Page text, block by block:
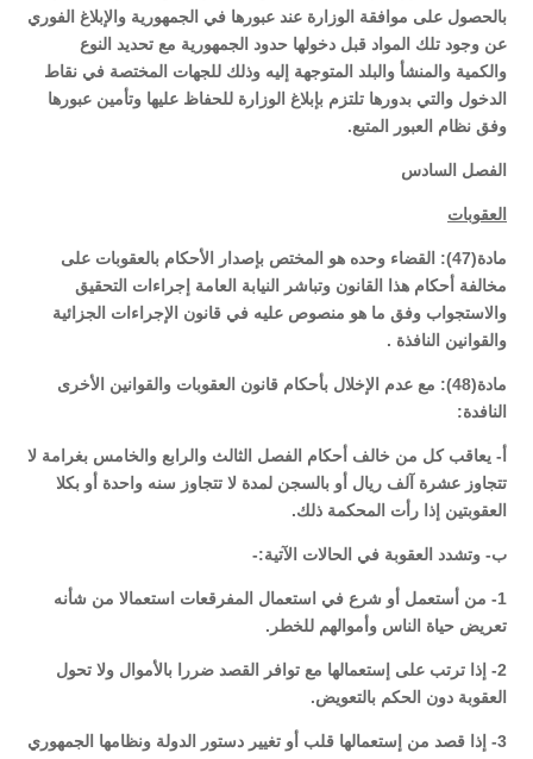
بالحصول على موافقة الوزارة عند عبورها في الجمهورية والإبلاغ الفوري
عن وجود تلك المواد قبل دخولها حدود الجمهورية مع تحديد النوع
والكمية والمنشأ والبلد المتوجهة إليه وذلك للجهات المختصة في نقاط
الدخول والتي بدورها تلتزم بإبلاغ الوزارة للحفاظ عليها وتأمين عبورها
وفق نظام العبور المتبع.
الفصل السادس
العقوبات
مادة(47): القضاء وحده هو المختص بإصدار الأحكام بالعقوبات على
مخالفة أحكام هذا القانون وتباشر النيابة العامة إجراءات التحقيق
والاستجواب وفق ما هو منصوص عليه في قانون الإجراءات الجزائية
والقوانين النافذة .
مادة(48): مع عدم الإخلال بأحكام قانون العقوبات والقوانين الأخرى
النافدة:
أ- يعاقب كل من خالف أحكام الفصل الثالث والرابع والخامس بغرامة لا
تتجاوز عشرة آلف ريال أو بالسجن لمدة لا تتجاوز سنه واحدة أو بكلا
العقوبتين إذا رأت المحكمة ذلك.
ب- وتشدد العقوبة في الحالات الآتية:-
1- من أستعمل أو شرع في استعمال المفرقعات استعمالا من شأنه
تعريض حياة الناس وأموالهم للخطر.
2- إذا ترتب على إستعمالها مع توافر القصد ضررا بالأموال ولا تحول
العقوبة دون الحكم بالتعويض.
3- إذا قصد من إستعمالها قلب أو تغيير دستور الدولة ونظامها الجمهوري